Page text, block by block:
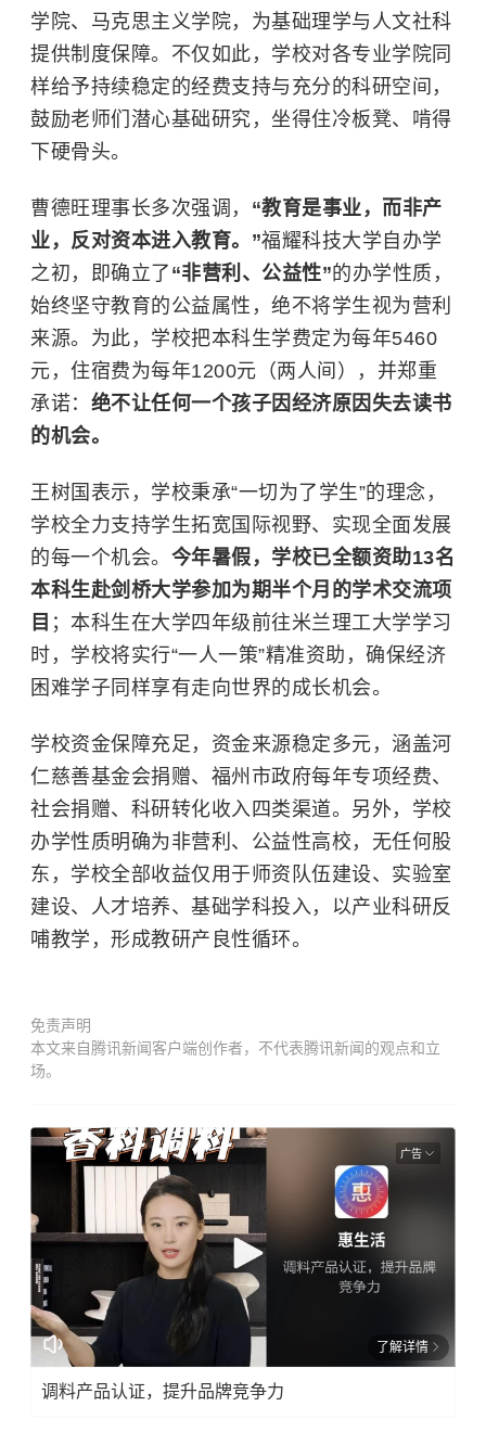
学院、 马克思主义学院，为基础理学与人文社科
提供制度保障。不仅如此，学校对各专业学院同
样给予持续稳定的经费支持与充分的科研空间，
鼓励老师们潜心基础研究，坐得住冷板凳、啃得
下硬骨头。
曹德旺理事长多次强调， “教育是事业，而非产
业，反对资本进入教育。”福耀科技大学自办学
之初，即确立了 “非营利、公益性”的办学性质，
始终坚守教育的公益属性，绝不将学生视为营利
来源。为此，学校把本科生学费定为每年5460
元，住宿费为每年1200元（两人间），并郑重
承诺： 绝不让任何一个孩子因经济原因失去读书
的机会。
王树国表示，学校秉承“一切为了学生”的理念，
学校全力支持学生拓宽国际视野、实现全面发展
的每一个机会。 今年暑假，学校已全额资助13名
本科生赴剑桥大学参加为期半个月的学术交流项
目 ；本科生在大学四年级前往米兰理工大学学习
时，学校将实行“一人一策”精准资助，确保经济
困难学子同样享有走向世界的成长机会。
学校资金保障充足，资金来源稳定多元，涵盖河
仁慈善基金会捐赠、福州市政府每年专项经费、
社会捐赠、科研转化收入四类渠道。另外，学校
办学性质明确为非营利、公益性高校，无任何股
东，学校全部收益仅用于师资队伍建设、实验室
建设、人才培养、基础学科投入，以产业科研反
哺教学，形成教研产良性循环。
免责声明
本文来自腾讯新闻客户端创作者，不代表腾讯新闻的观点和立
场。
广告
了解详情
调料产品认证，提升品牌竞争力